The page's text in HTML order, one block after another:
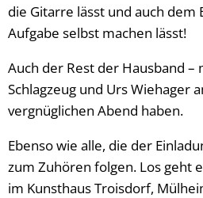
die Gitarre lässt und auch dem
Aufgabe selbst machen lässt!
Auch der Rest der Hausband
Schlagzeug und Urs Wiehager
vergnüglichen Abend haben.
Ebenso wie alle, die der
zum Zuhören folgen. Los geht
im Kunsthaus Troisdorf,